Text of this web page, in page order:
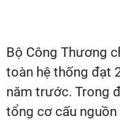
Bộ Công Thương
toàn hệ thống đạt
năm trước. Trong
tổng cơ cấu nguồn